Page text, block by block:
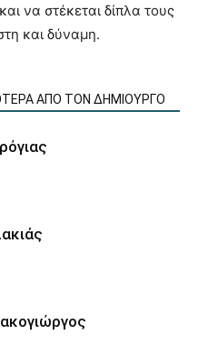
να στέκεται δίπλα τους
και δύναμη.
ΑΠΟ ΤΟΝ ΔΗΜΙΟΥΡΓΟ